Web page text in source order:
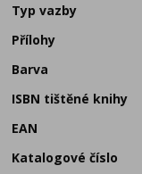
Typ vazby
Přílohy
Barva
ISBN tištěné knihy
EAN
Katalogové číslo